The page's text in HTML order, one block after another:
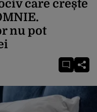
care crește
nu pot